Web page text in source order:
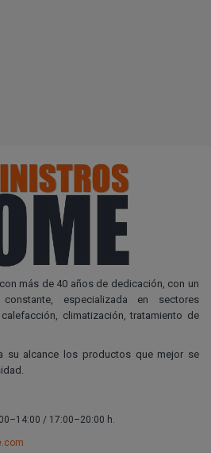
más de 40 años de dedicación, con un
especializada en sectores
climatización, tratamiento de
su alcance los productos que mejor se
/ 17:00–20:00 h.